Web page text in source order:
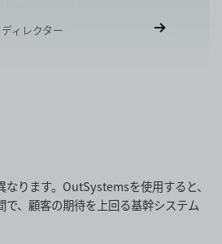
ィレクター
ります。OutSystemsを使用すると、
、顧客の期待を上回る基幹システム